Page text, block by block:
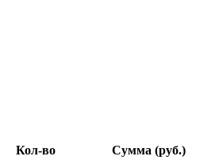
Кол-во
Сумма (руб.)